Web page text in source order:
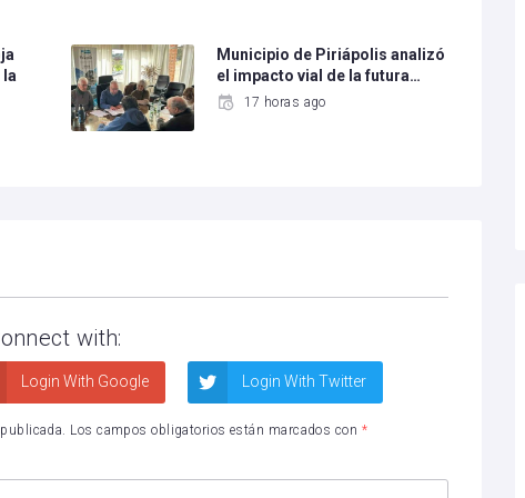
Municipio de Piriápolis analizó
el impacto vial de la futura…
17 horas ago
with:
Login With Google Login With Twitter
Los campos obligatorios están marcados con *